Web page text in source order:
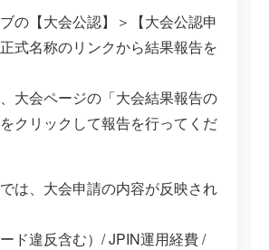
ブの【大会公認】＞【大会公認申
式名称のリンクから結果報告を
大会ページの「大会結果報告の
クリックして報告を行ってくだ
は、大会申請の内容が反映され
ド違反含む）/ JPIN運用経費 /